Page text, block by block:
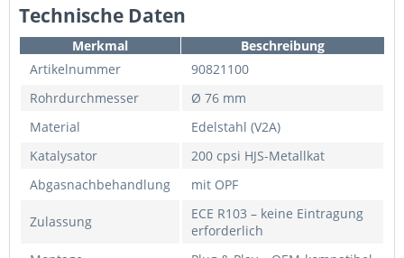
Technische Daten
Merkmal
Beschreibung
Artikelnummer
90821100
Rohrdurchmesser
Ø 76 mm
Material
Edelstahl (V2A)
Katalysator
200 cpsi HJS-Metallkat
Abgasnachbehandlung
mit OPF
Zulassung
ECE R103 – keine Eintragung
erforderlich